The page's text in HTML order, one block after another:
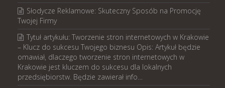
Słodycze Reklamowe: Skuteczny Sposób na Promocję
Twojej Firmy
Tytuł artykułu: Tworzenie stron internetowych w Krakowie
– Klucz do sukcesu Twojego biznesu Opis: Artykuł będzie
omawiał, dlaczego tworzenie stron internetowych w
Krakowie jest kluczem do sukcesu dla lokalnych
przedsiębiorstw. Będzie zawierał info…